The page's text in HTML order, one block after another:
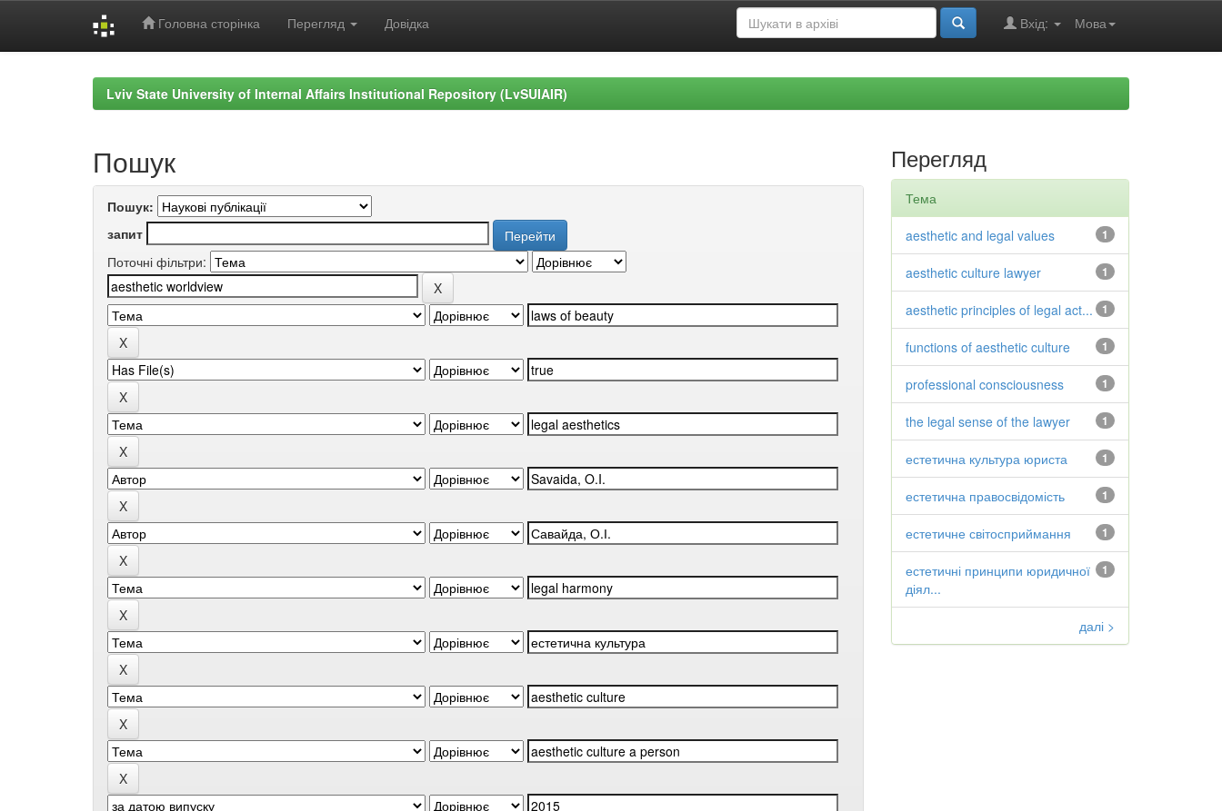
Головна сторінка Перегляд Довідка Мова
Вхід:
Lviv State University of Internal Affairs Institutional Repository (LvSUIAIR)
Пошук
Пошук:
запит
Поточні фільтри:
Перегляд
Тема
1
aesthetic and legal values
1
aesthetic culture lawyer
1
aesthetic principles of legal act...
1
functions of aesthetic culture
1
professional consciousness
1
the legal sense of the lawyer
1
естетична культура юриста
1
естетична правосвідомість
1
естетичне світосприймання
1
естетичні принципи юридичної
діял...
далі >